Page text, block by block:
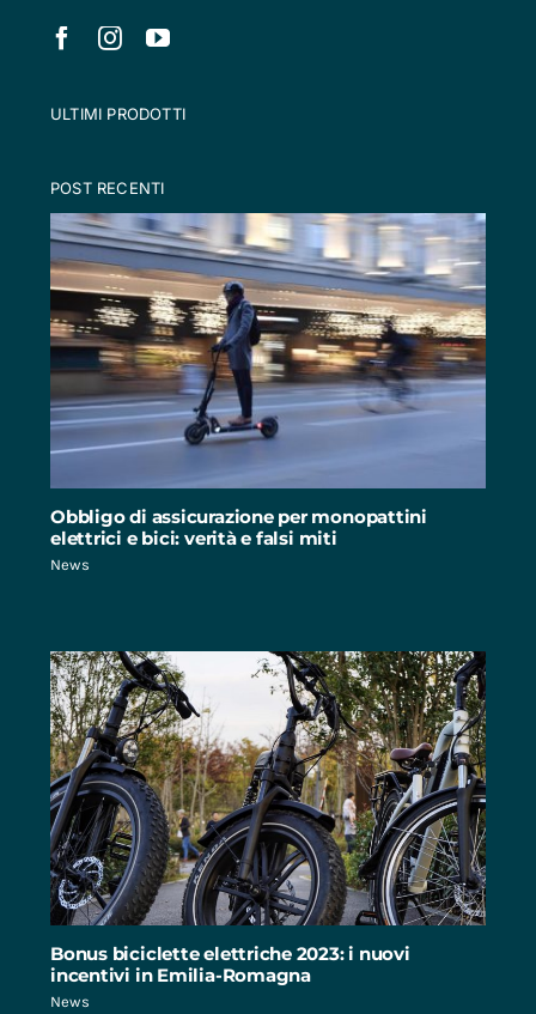
ULTIMI PRODOTTI
POST RECENTI
Obbligo di assicurazione per monopattini
elettrici e bici: verità e falsi miti
News
Bonus biciclette elettriche 2023: i nuovi
incentivi in Emilia-Romagna
News